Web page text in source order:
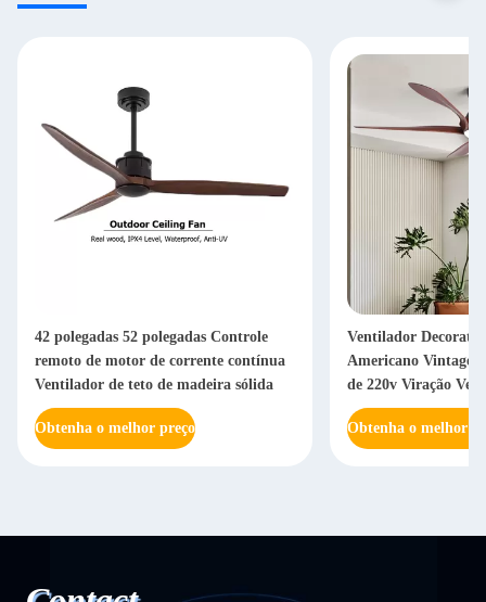
42 polegadas 52 polegadas Controle
remoto de motor de corrente contínua
Ventilador de teto de madeira sólida
Obtenha o melhor preço
Ventilador
Americano Vintage
de 220v Viração
com Luz
Obtenha o melhor